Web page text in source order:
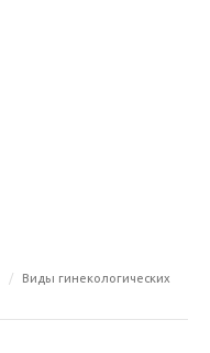
Виды гинекологических